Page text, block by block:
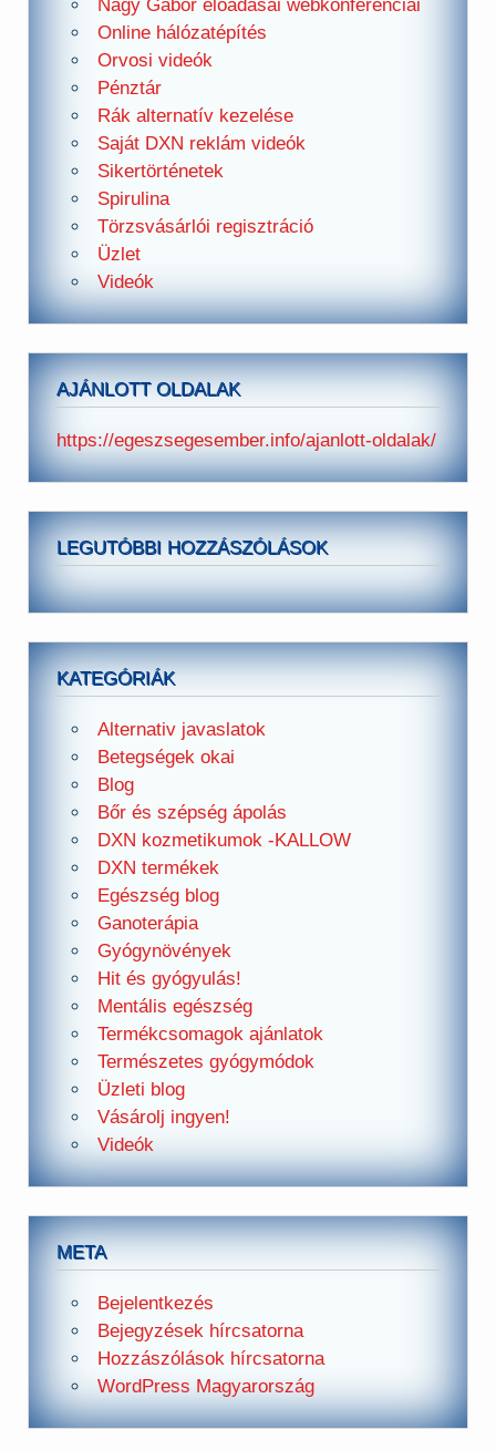
Nagy Gábor előadásai webkonferenciái
Online hálózatépítés
Orvosi videók
Pénztár
Rák alternatív kezelése
Saját DXN reklám videók
Sikertörténetek
Spirulina
Törzsvásárlói regisztráció
Üzlet
Videók
AJÁNLOTT OLDALAK
https://egeszsegesember.info/ajanlott-oldalak/
LEGUTÓBBI HOZZÁSZÓLÁSOK
KATEGÓRIÁK
Alternativ javaslatok
Betegségek okai
Blog
Bőr és szépség ápolás
DXN kozmetikumok -KALLOW
DXN termékek
Egészség blog
Ganoterápia
Gyógynövények
Hit és gyógyulás!
Mentális egészség
Termékcsomagok ajánlatok
Természetes gyógymódok
Üzleti blog
Vásárolj ingyen!
Videók
META
Bejelentkezés
Bejegyzések hírcsatorna
Hozzászólások hírcsatorna
WordPress Magyarország